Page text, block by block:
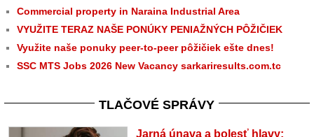
Commercial property in Naraina Industrial Area
VYUŽITE TERAZ NAŠE PONÚKY PENIAŽNÝCH PÔŽIČIEK
Využite naše ponuky peer-to-peer pôžičiek ešte dnes!
SSC MTS Jobs 2026 New Vacancy sarkariresults.com.tc
TLAČOVÉ SPRÁVY
Jarná únava a bolesť hlavy: